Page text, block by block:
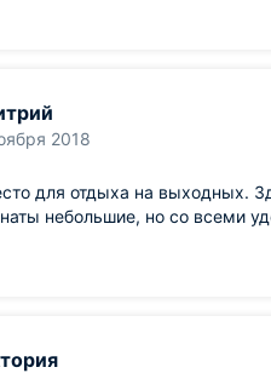
2018
для отдыха на выходных.
небольшие, но со всеми